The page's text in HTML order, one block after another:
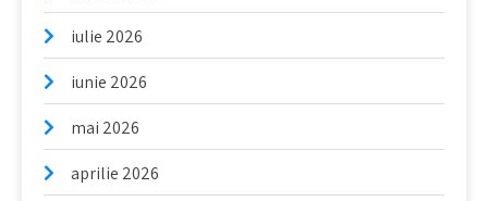
iulie 2026
iunie 2026
mai 2026
aprilie 2026